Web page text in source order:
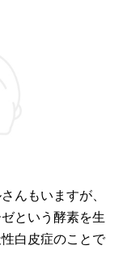
んもいますが、
という酵素を生
白皮症のことで